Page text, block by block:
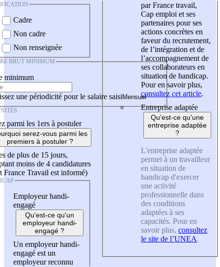
Cadre
Non cadre
Non renseignée
BRUT MINIMUM
minimum
une périodicité pour le salaire saisi
parmi les 1ers à postuler
serez-vous parmi les
premiers à postuler ?
de plus de 15 jours,
moins de 4 candidatures
France Travail est informé)
Employeur handi-
engagé
Qu'est-ce qu'un
employeur handi-
engagé ?
Un employeur handi-
engagé est un
employeur reconnu
par France travail,
Cap emploi et ses
partenaires pour ses
actions concrètes en
faveur du recrutement,
de l’intégration et de
l’accompagnement de
ses collaborateurs en
situation de handicap.
Pour en savoir plus,
consultez cet article.
Entreprise adaptée
Qu'est-ce qu'une
entreprise adaptée
?
L'entreprise adaptée
permet à un travailleur
en situation de
handicap d'exercer
une activité
professionnelle dans
des conditions
adaptées à ses
capacités. Pour en
savoir plus, consultez
le site de l’UNEA.